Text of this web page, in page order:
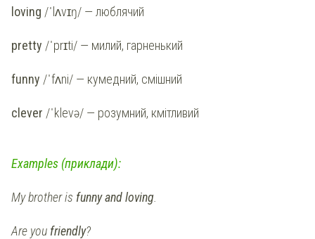
loving /ˈlʌvɪŋ/ — люблячий
pretty /ˈprɪti/ — милий, гарненький
funny /ˈfʌni/ — кумедний, смішний
clever /ˈklevə/ — розумний, кмітливий
Examples (приклади):
My brother is funny and loving.
Are you friendly?